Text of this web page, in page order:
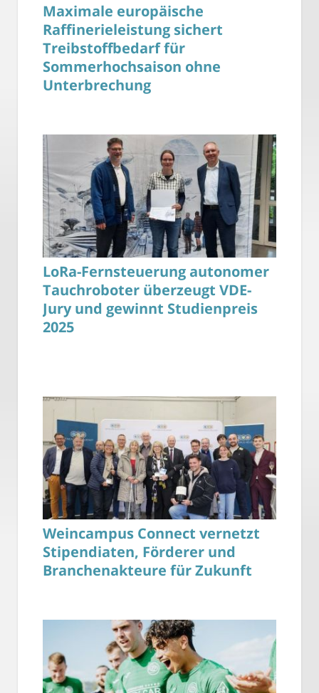
Maximale europäische
Raffinerieleistung sichert
Treibstoffbedarf für
Sommerhochsaison ohne
Unterbrechung
LoRa-Fernsteuerung autonomer
Tauchroboter überzeugt VDE-
Jury und gewinnt Studienpreis
2025
Weincampus Connect vernetzt
Stipendiaten, Förderer und
Branchenakteure für Zukunft